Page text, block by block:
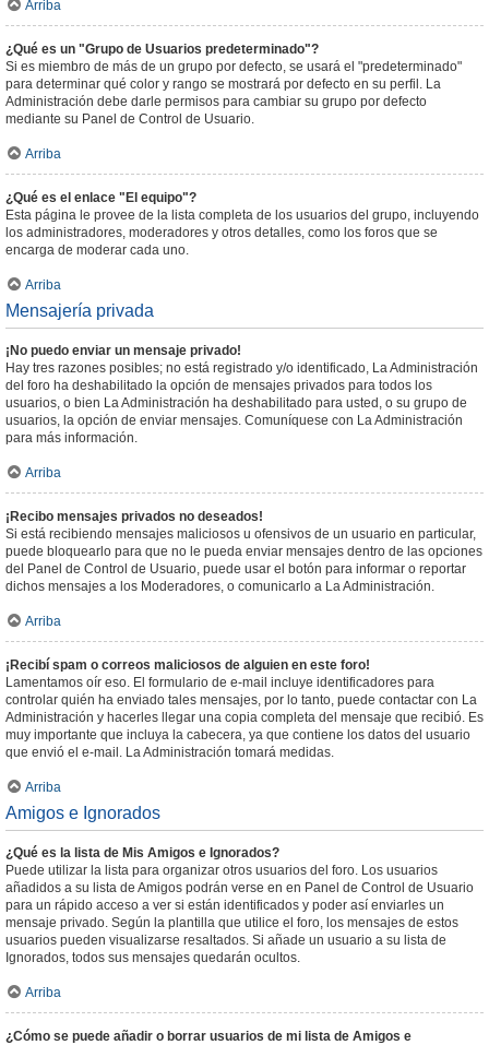
Arriba
¿Qué es un "Grupo de Usuarios predeterminado"?
Si es miembro de más de un grupo por defecto, se usará el "predeterminado"
para determinar qué color y rango se mostrará por defecto en su perfil. La
Administración debe darle permisos para cambiar su grupo por defecto
mediante su Panel de Control de Usuario.
Arriba
¿Qué es el enlace "El equipo"?
Esta página le provee de la lista completa de los usuarios del grupo, incluyendo
los administradores, moderadores y otros detalles, como los foros que se
encarga de moderar cada uno.
Arriba
Mensajería privada
¡No puedo enviar un mensaje privado!
Hay tres razones posibles; no está registrado y/o identificado, La Administración
del foro ha deshabilitado la opción de mensajes privados para todos los
usuarios, o bien La Administración ha deshabilitado para usted, o su grupo de
usuarios, la opción de enviar mensajes. Comuníquese con La Administración
para más información.
Arriba
¡Recibo mensajes privados no deseados!
Si está recibiendo mensajes maliciosos u ofensivos de un usuario en particular,
puede bloquearlo para que no le pueda enviar mensajes dentro de las opciones
del Panel de Control de Usuario, puede usar el botón para informar o reportar
dichos mensajes a los Moderadores, o comunicarlo a La Administración.
Arriba
¡Recibí spam o correos maliciosos de alguien en este foro!
Lamentamos oír eso. El formulario de e-mail incluye identificadores para
controlar quién ha enviado tales mensajes, por lo tanto, puede contactar con La
Administración y hacerles llegar una copia completa del mensaje que recibió. Es
muy importante que incluya la cabecera, ya que contiene los datos del usuario
que envió el e-mail. La Administración tomará medidas.
Arriba
Amigos e Ignorados
¿Qué es la lista de Mis Amigos e Ignorados?
Puede utilizar la lista para organizar otros usuarios del foro. Los usuarios
añadidos a su lista de Amigos podrán verse en en Panel de Control de Usuario
para un rápido acceso a ver si están identificados y poder así enviarles un
mensaje privado. Según la plantilla que utilice el foro, los mensajes de estos
usuarios pueden visualizarse resaltados. Si añade un usuario a su lista de
Ignorados, todos sus mensajes quedarán ocultos.
Arriba
¿Cómo se puede añadir o borrar usuarios de mi lista de Amigos e